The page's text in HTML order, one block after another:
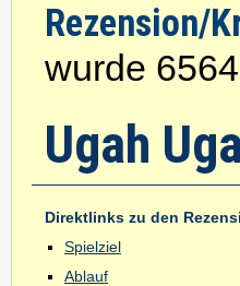
Rezension/
wurde
Ugah
Direktlinks zu den
Spielziel
Ablauf